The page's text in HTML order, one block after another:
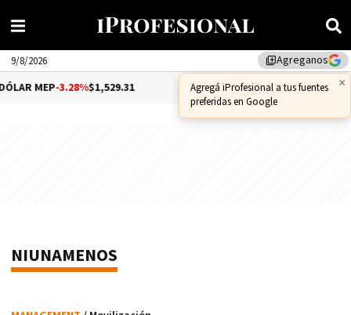
library_addAgreganos
×
Agregá iProfesional a tus fuentes
preferidas en Google
9/8/2026
MEP-3.28%$1,529.31 DÓLAR CCL-1.25%$1,556.14
NIUNAMENOS